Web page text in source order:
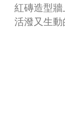
紅磚造型
活潑又生動